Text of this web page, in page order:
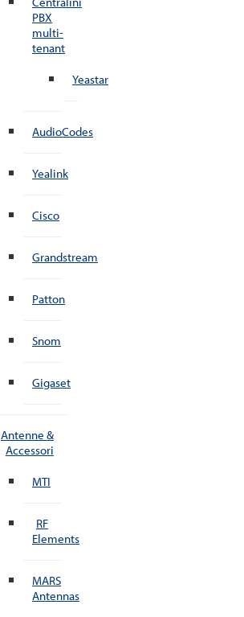
PBX
multi-
tenant
Yeastar
AudioCodes
Yealink
Cisco
Grandstream
Patton
Snom
Gigaset
Antenne &
Accessori
MTI
RF
Elements
MARS
Antennas